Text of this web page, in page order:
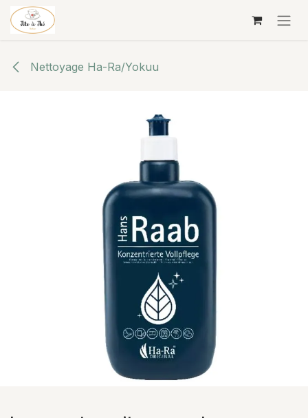
Se rendre au contenu
Nettoyage Ha-Ra/Yokuu